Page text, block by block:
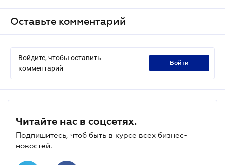
Оставьте комментарий
Войдите, чтобы оставить
комментарий
войти
Читайте нас в соцсетях.
Подпишитесь, чтоб быть в курсе всех бизнес-
новостей.